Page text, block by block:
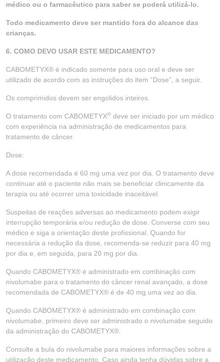
médico ou o farmacêutico para saber se poderá utilizá-lo.
Todo medicamento deve ser mantido fora do alcance das
crianças.
6. COMO DEVO USAR ESTE MEDICAMENTO?
CABOMETYX® é indicado somente para uso oral e deve ser
utilizado de acordo com as instruções do item “Dose”, a seguir.
Os comprimidos devem ser engolidos inteiros.
O tratamento com CABOMETYX® deve ser iniciado por um médico
com experiência na administração de medicamentos para
tratamento de câncer.
Dose:
A dose recomendada é 60 mg uma vez por dia. O tratamento deve
continuar até o paciente não mais se beneficiar clinicamente da
terapia ou até ocorrer uma toxicidade inaceitável.
Suspeitas de reações adversas ao medicamento podem exigir
interrupção temporária e/ou redução de dose. Converse com seu
médico e siga a orientação deste profissional. Quando for
necessária a redução da dose, recomenda-se reduzir para 40 mg
por dia e, em seguida, para 20 mg por dia.
Quando CABOMETYX® é administrado em combinação com
nivolumabe para o tratamento do câncer renal avançado, a dose
recomendada de CABOMETYX® é de 40 mg uma vez ao dia.
Quando CABOMETYX® é administrado em combinação com
nivolumabe, primeiro deve ser administrado o nivolumabe seguido
da administração do CABOMETYX®.
Consulte a bula do nivolumabe para maiores informações sobre a
utilização deste medicamento. Caso ainda tenha dúvidas sobre a